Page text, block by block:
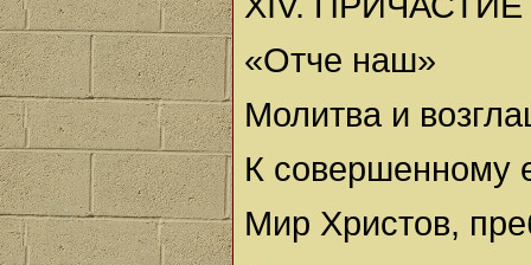
«Отче наш»
Молитва и
К совершенному
Мир Христов,